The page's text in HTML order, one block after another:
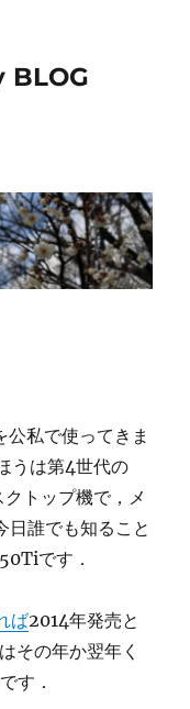
BLOG
公私で使ってきま
うは第4世代の
トップ機で，メ
日誰でも知ること
です．
ば2014年発売と
その年か翌年く
す．